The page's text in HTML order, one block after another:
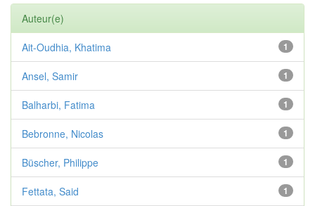
Auteur(e)
1
Ait-Oudhia, Khatima
1
Ansel, Samir
1
Balharbi, Fatima
1
Bebronne, Nicolas
1
Büscher, Philippe
1
Fettata, Said